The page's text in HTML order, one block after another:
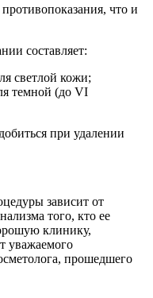
что и
составляет:
светлой кожи;
темной (до VI
при удалении
зависит от
того, кто ее
клинику,
уважаемого
прошедшего